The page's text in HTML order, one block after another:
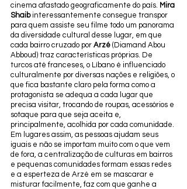
cinema afastado geograficamente do país. Mira
Shaib interessantemente consegue transpor
para quem assiste seu filme todo um panorama
da diversidade cultural desse lugar, em que
cada bairro cruzado por Arzé (Diamand Abou
Abboud) traz características próprias. De
turcos até franceses, o Líbano é influenciado
culturalmente por diversas nações e religiões, o
que fica bastante claro pela forma como a
protagonista se adequa a cada lugar que
precisa visitar, trocando de roupas, acessórios e
sotaque para que seja aceita e,
principalmente, acolhida por cada comunidade.
Em lugares assim, as pessoas ajudam seus
iguais e não se importam muito com o que vem
de fora, a centralização de culturas em bairros
e pequenas comunidades formam essas redes
e a esperteza de Arzé em se mascarar e
misturar facilmente, faz com que ganhe a